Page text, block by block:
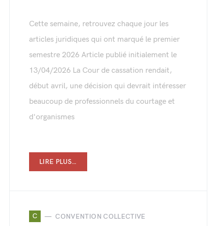
Cette semaine, retrouvez chaque jour les
articles juridiques qui ont marqué le premier
semestre 2026 Article publié initialement le
13/04/2026 La Cour de cassation rendait,
début avril, une décision qui devrait intéresser
beaucoup de professionnels du courtage et
d'organismes
LIRE PLUS…
C CONVENTION COLLECTIVE